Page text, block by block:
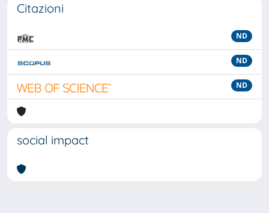
Citazioni
ND
ND
ND
social impact